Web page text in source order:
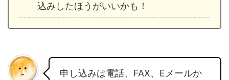
込みしたほうがいいかも！
申し込みは電話、FAX、Eメールか